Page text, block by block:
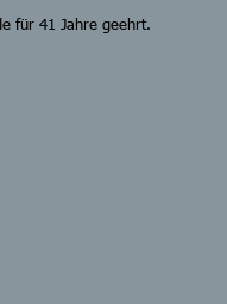
für 41 Jahre geehrt.